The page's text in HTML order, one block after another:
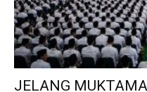
JELANG